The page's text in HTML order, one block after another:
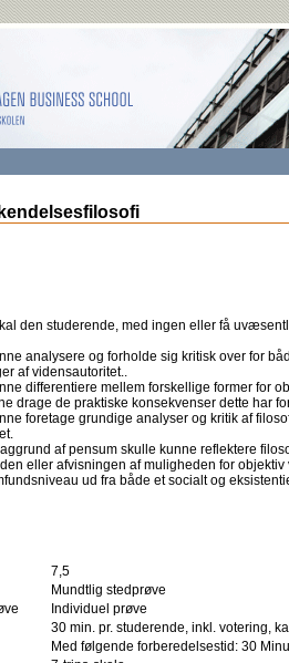
den studerende, med ingen eller få
analysere og forholde sig kritisk over for
af vidensautoritet..
differentiere mellem forskellige former for
drage de praktiske konsekvenser dette har
foretage grundige analyser og kritik af
af pensum skulle kunne reflektere
eller afvisningen af muligheden for
ud fra både et socialt og
7,5
Mundtlig stedprøve
Individuel prøve
30 min. pr. studerende, inkl. votering,
Med følgende forberedelsestid: 30